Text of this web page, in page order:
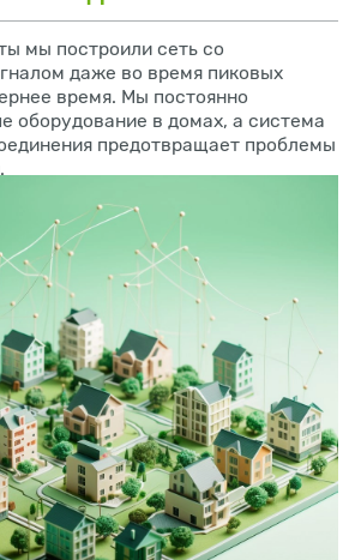
мы построили сеть со
даже во время пиковых
время. Мы постоянно
оборудование в домах, а система
предотвращает проблемы